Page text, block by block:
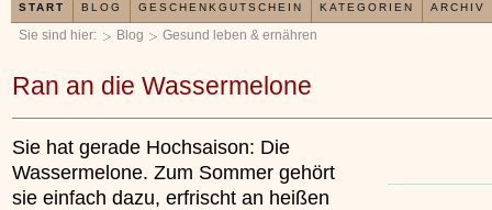
Sie sind hier: Blog Gesund leben & ernähren
Ran an die Wassermelone
Sie hat gerade Hochsaison: Die
Wassermelone. Zum Sommer gehört
sie einfach dazu, erfrischt an heißen
START BLOG GESCHENKGUTSCHEIN KATEGORIEN ARCHIV